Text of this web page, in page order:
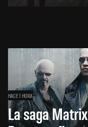
HACE 1 HORA
La saga